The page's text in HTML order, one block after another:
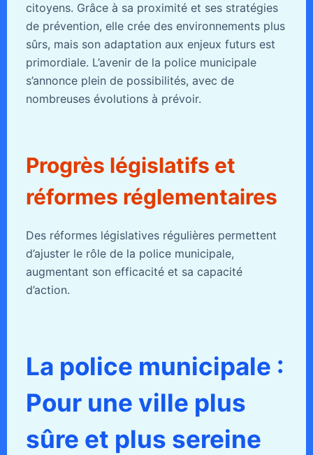
citoyens. Grâce à sa proximité et ses stratégies
de prévention, elle crée des environnements plus
sûrs, mais son adaptation aux enjeux futurs est
primordiale. L’avenir de la police municipale
s’annonce plein de possibilités, avec de
nombreuses évolutions à prévoir.
Progrès législatifs et
réformes réglementaires
Des réformes législatives régulières permettent
d’ajuster le rôle de la police municipale,
augmentant son efficacité et sa capacité
d’action.
La police municipale :
Pour une ville plus
sûre et plus sereine